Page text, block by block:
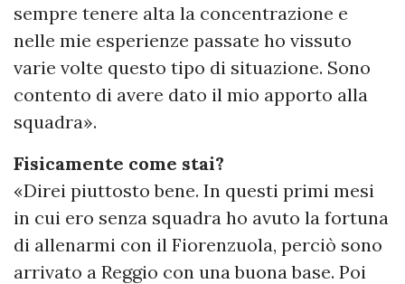
sempre tenere alta la concentrazione e
nelle mie esperienze passate ho vissuto
varie volte questo tipo di situazione. Sono
contento di avere dato il mio apporto alla
squadra».
Fisicamente come stai?
«Direi piuttosto bene. In questi primi mesi
in cui ero senza squadra ho avuto la fortuna
di allenarmi con il Fiorenzuola, perciò sono
arrivato a Reggio con una buona base. Poi